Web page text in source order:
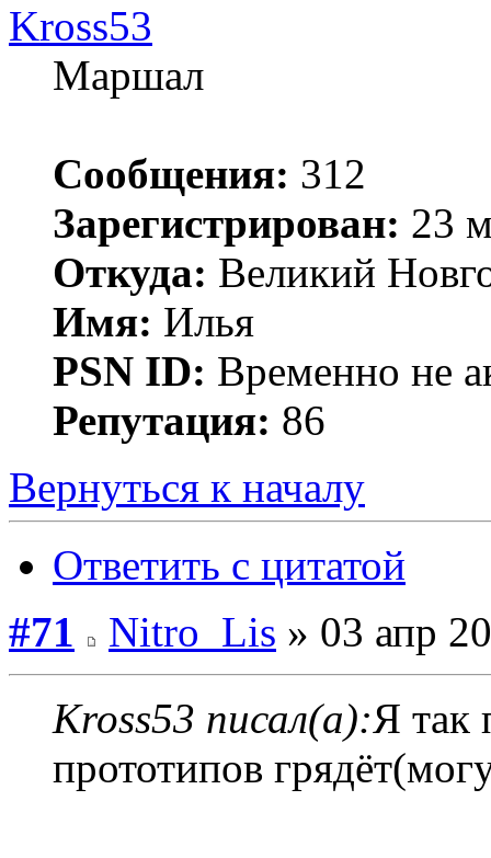
Kross53
Маршал
Сообщения: 312
Зарегистрирован: 23
Откуда: Великий
Имя: Илья
PSN ID: Временно не
Репутация: 86
Вернуться к началу
Ответить с цитатой
#71
Nitro_Lis » 03 апр
Kross53 писал(а):Я так
прототипов